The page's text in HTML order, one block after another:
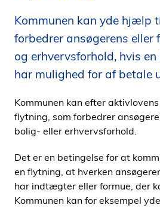
l
d
p
å
s
d
e
n
Kommunen kan yde hjælp
forbedrer ansøgerens eller
og erhvervsforhold, hvis
har mulighed for af betale
Kommunen kan efter
flytning, som forbedrer
bolig- eller erhvervsforhold.
Det er en betingelse for at
en flytning, at hverken
har indtægter eller formue, der
Kommunen kan for eksempel